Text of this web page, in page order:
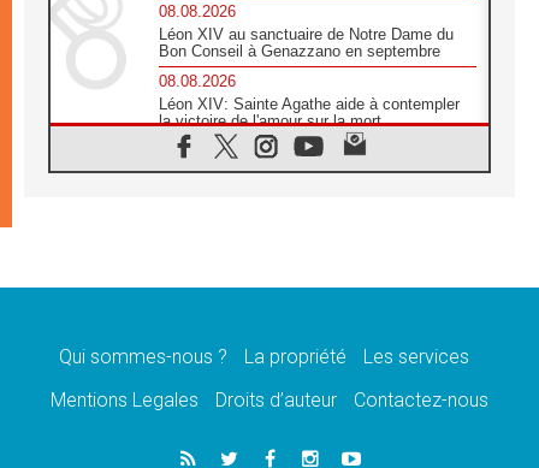
08.08.2026
Léon XIV au sanctuaire de Notre Dame du
Bon Conseil à Genazzano en septembre
08.08.2026
Léon XIV: Sainte Agathe aide à contempler
la victoire de l'amour sur la mort
08.08.2026
«Relancer l'empathie», le projet Triennal d'art
08.08.2026
07.08.2026
Calapan devient un diocèse
Congo-Brazzaville: le 15 août, entre solennité
Qui sommes-nous ? La propriété
Les services
Mentions Legales
Droits d’auteur Contactez-nous